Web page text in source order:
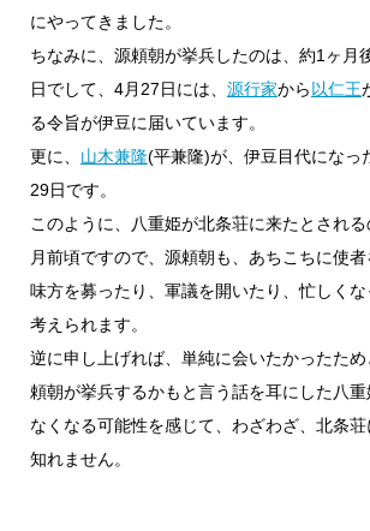
にやってきました。
ちなみに、源頼朝が挙兵したのは、約1ヶ月
日でして、4月27日には、 源行家から以仁王
る令旨が伊豆に届いています。
更に、 山木兼隆(平兼隆)が、伊豆目代になっ
29日です。
このように、八重姫が北条荘に来たとされ
月前頃ですので、源頼朝も、あちこちに使者
味方を募ったり、軍議を開いたり、忙しくな
考えられます。
逆に申し上げれば、単純に会いたかったた
頼朝が挙兵するかもと言う話を耳にした八重
なくなる可能性を感じて、わざわざ、北条
知れません。